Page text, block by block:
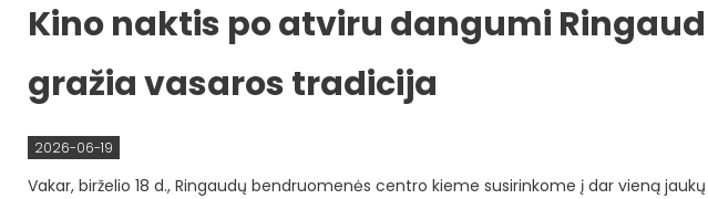
Kino naktis po atviru dangumi
gražia vasaros tradicija
2026-06-19
Vakar, birželio 18 d., Ringaudų bendruomenės centro kieme susirinkome į dar vieną